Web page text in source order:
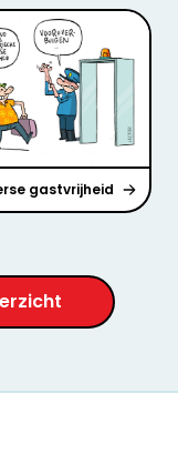
gastvrijheid